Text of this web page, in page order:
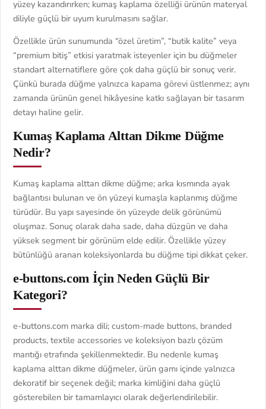
yüzey kazandırırken; kumaş kaplama özelliği ürünün materyal
diliyle güçlü bir uyum kurulmasını sağlar.
Özellikle ürün sunumunda “özel üretim”, “butik kalite” veya
“premium bitiş” etkisi yaratmak isteyenler için bu düğmeler
standart alternatiflere göre çok daha güçlü bir sonuç verir.
Çünkü burada düğme yalnızca kapama görevi üstlenmez; aynı
zamanda ürünün genel hikâyesine katkı sağlayan bir tasarım
detayı haline gelir.
Kumaş Kaplama Alttan Dikme Düğme
Nedir?
Kumaş kaplama alttan dikme düğme; arka kısmında ayak
bağlantısı bulunan ve ön yüzeyi kumaşla kaplanmış düğme
türüdür. Bu yapı sayesinde ön yüzeyde delik görünümü
oluşmaz. Sonuç olarak daha sade, daha düzgün ve daha
yüksek segment bir görünüm elde edilir. Özellikle yüzey
bütünlüğü aranan koleksiyonlarda bu düğme tipi dikkat çeker.
e-buttons.com İçin Neden Güçlü Bir
Kategori?
e-buttons.com marka dili; custom-made buttons, branded
products, textile accessories ve koleksiyon bazlı çözüm
mantığı etrafında şekillenmektedir. Bu nedenle kumaş
kaplama alttan dikme düğmeler, ürün gamı içinde yalnızca
dekoratif bir seçenek değil; marka kimliğini daha güçlü
gösterebilen bir tamamlayıcı olarak değerlendirilebilir.